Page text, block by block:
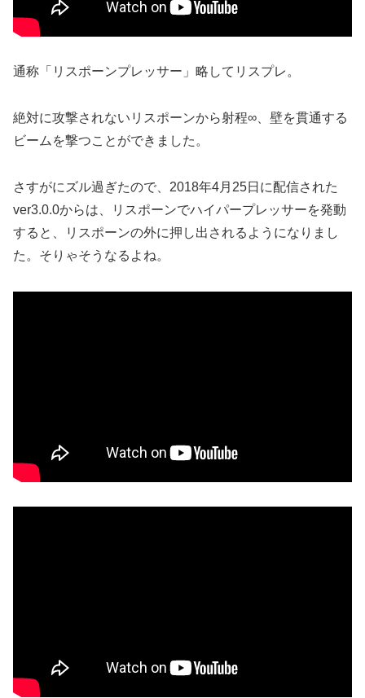
通称「リスポーンプレッサー」略してリスプレ。
絶対に攻撃されないリスポーンから射程∞、壁を貫通する
ビームを撃つことができました。
さすがにズル過ぎたので、2018年4月25日に配信された
ver3.0.0からは、リスポーンでハイパープレッサーを発動
すると、リスポーンの外に押し出されるようになりまし
た。そりゃそうなるよね。